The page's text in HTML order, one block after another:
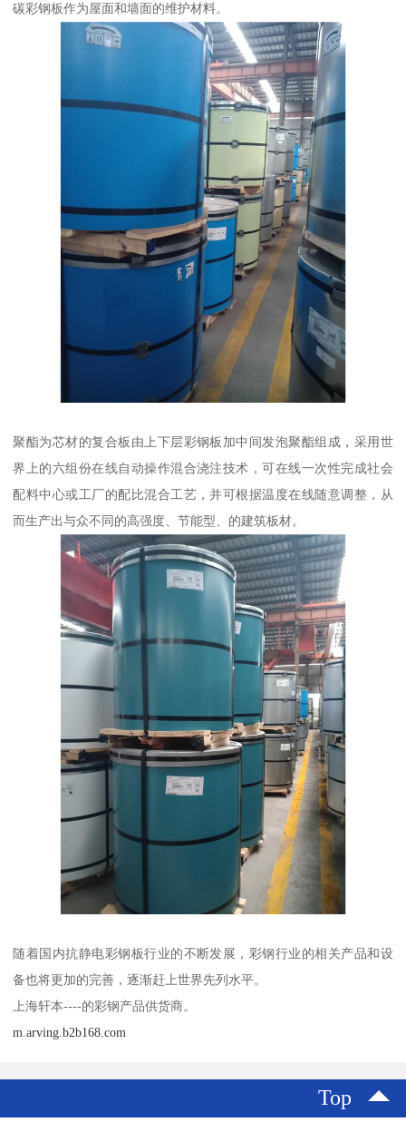
碳彩钢板作为屋面和墙面的维护材料。
聚酯为芯材的复合板由上下层彩钢板加中间发泡聚酯组成，采用世
界上的六组份在线自动操作混合浇注技术，可在线一次性完成社会
配料中心或工厂的配比混合工艺，并可根据温度在线随意调整，从
而生产出与众不同的高强度、节能型、的建筑板材。
随着国内抗静电彩钢板行业的不断发展，彩钢行业的相关产品和设
备也将更加的完善，逐渐赶上世界先列水平。
上海轩本----的彩钢产品供货商。
m.arving.b2b168.com
Top